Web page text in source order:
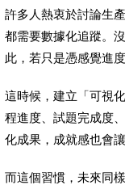
許多人熱衷於討論生
都需要數據化追蹤。
此，若只是憑感覺進
這時候，建立「可視
程進度、試題完成度
化成果，成就感也會
而這個習慣，未來同